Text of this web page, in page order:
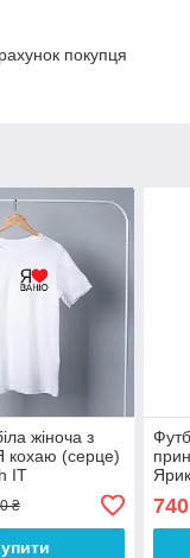
покупця
жіноча з
кохаю (серце)
IT
₴ 740